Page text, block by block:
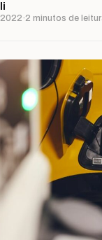
·2 minutos de